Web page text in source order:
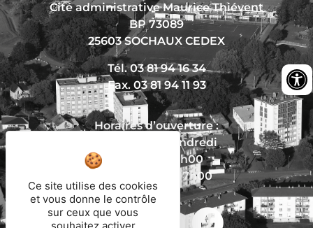
Cité administrative Maurice Thiévent
BP 73089
25603 SOCHAUX CEDEX
Tél. 03 81 94 16 34
Fax. 03 81 94 11 93
Horaires d’ouverture :
Du lundi au vendredi
De 8h30 à 12h00
Et de 13h30 à 17h00
Ce site utilise des cookies
et vous donne le contrôle
sur ceux que vous